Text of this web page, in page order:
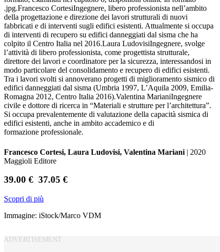
.jpg.Francesco CortesiIngegnere, libero professionista nell’ambito
della progettazione e direzione dei lavori strutturali di nuovi
fabbricati e di interventi sugli edifici esistenti. Attualmente si occupa
di interventi di recupero su edifici danneggiati dal sisma che ha
colpito il Centro Italia nel 2016.Laura LudovisiIngegnere, svolge
l’attività di libero professionista, come progettista strutturale,
direttore dei lavori e coordinatore per la sicurezza, interessandosi in
modo particolare del consolidamento e recupero di edifici esistenti.
Tra i lavori svolti si annoverano progetti di miglioramento sismico di
edifici danneggiati dal sisma (Umbria 1997, L’Aquila 2009, Emilia-
Romagna 2012, Centro Italia 2016).Valentina MarianiIngegnere
civile e dottore di ricerca in “Materiali e strutture per l’architettura”.
Si occupa prevalentemente di valutazione della capacità sismica di
edifici esistenti, anche in ambito accademico e di
formazione professionale.
Francesco Cortesi, Laura Ludovisi, Valentina Mariani | 2020
Maggioli Editore
39.00 € 37.05 €
Scopri di più
Immagine: iStock/Marco VDM